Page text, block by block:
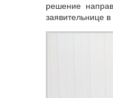
решение
заявительнице в